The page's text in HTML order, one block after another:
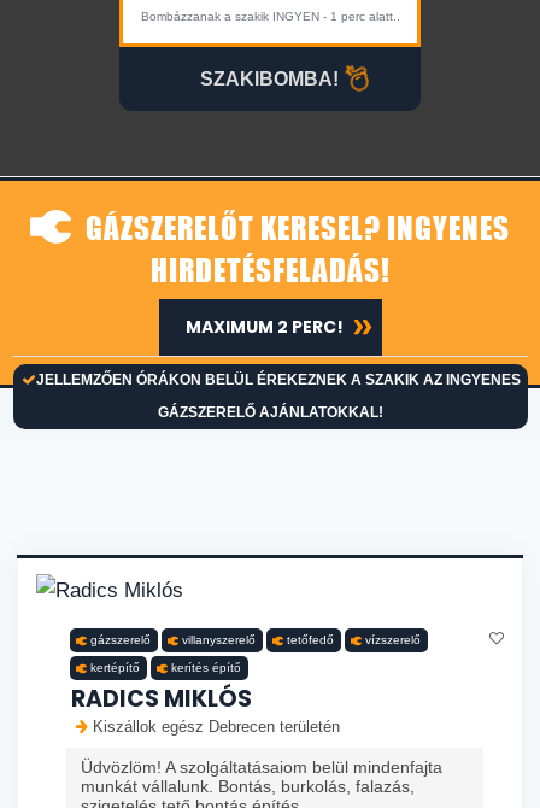
SZAKIBOMBA!
GÁZSZERELŐT KERESEL? INGYENES
HIRDETÉSFELADÁS!
JELLEMZŐEN ÓRÁKON BELÜL ÉREKEZNEK A SZAKIK AZ INGYENES
GÁZSZERELŐ AJÁNLATOKKAL!
MAXIMUM 2 PERC!
gázszerelő villanyszerelő tetőfedő vízszerelő
kertépítő kerítés építő
RADICS MIKLÓS
Kiszállok egész Debrecen területén
Üdvözlöm! A szolgáltatásaiom belül mindenfajta
munkát vállalunk. Bontás, burkolás, falazás,